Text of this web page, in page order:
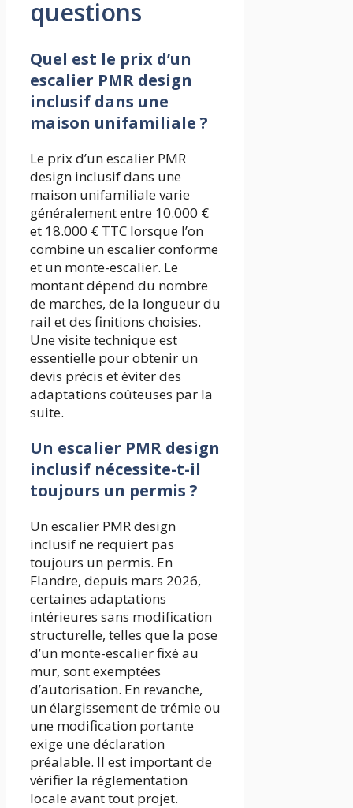
questions
Quel est le prix d’un
escalier PMR design
inclusif dans une
maison unifamiliale ?
Le prix d’un escalier PMR
design inclusif dans une
maison unifamiliale varie
généralement entre 10.000 €
et 18.000 € TTC lorsque l’on
combine un escalier conforme
et un monte-escalier. Le
montant dépend du nombre
de marches, de la longueur du
rail et des finitions choisies.
Une visite technique est
essentielle pour obtenir un
devis précis et éviter des
adaptations coûteuses par la
suite.
Un escalier PMR design
inclusif nécessite-t-il
toujours un permis ?
Un escalier PMR design
inclusif ne requiert pas
toujours un permis. En
Flandre, depuis mars 2026,
certaines adaptations
intérieures sans modification
structurelle, telles que la pose
d’un monte-escalier fixé au
mur, sont exemptées
d’autorisation. En revanche,
un élargissement de trémie ou
une modification portante
exige une déclaration
préalable. Il est important de
vérifier la réglementation
locale avant tout projet.